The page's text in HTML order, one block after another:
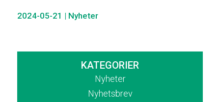
2024-05-21 | Nyheter
KATEGORIER
Nyheter
Nyhetsbrev